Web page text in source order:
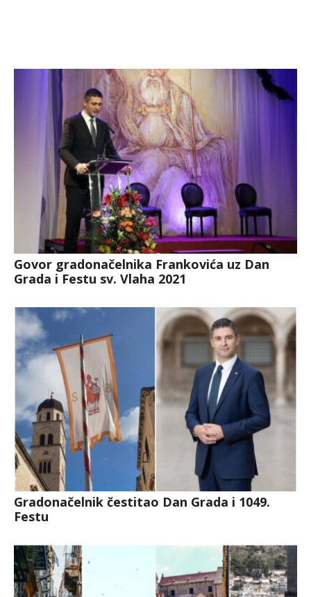
Govor gradonačelnika Frankovića uz Dan
Grada i Festu sv. Vlaha 2021
Gradonačelnik čestitao Dan Grada i 1049.
Festu